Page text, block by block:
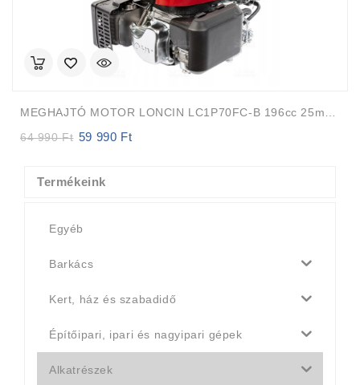
64 990Ft
Original
64
59 990 Ft
Termékeink
Egyéb
Barkács
Kert, ház és szabadidő
Építőipari, ipari és nagyipari gépek
Alkatrészek